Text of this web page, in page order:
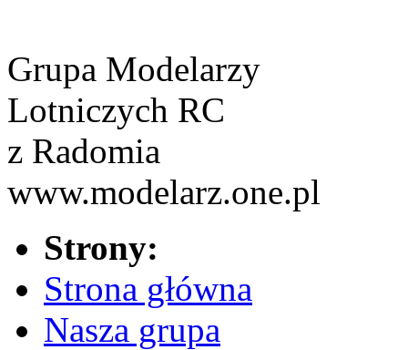
Grupa Modelarzy
Lotniczych RC
z Radomia
www.modelarz.one.pl
Strony:
Strona główna
Nasza grupa